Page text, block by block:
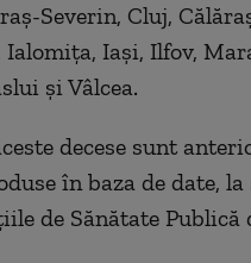
Severin, Cluj,
Ialomița, Iași, Ilfov,
și Vâlcea.
decese sunt
în baza de date,
de Sănătate